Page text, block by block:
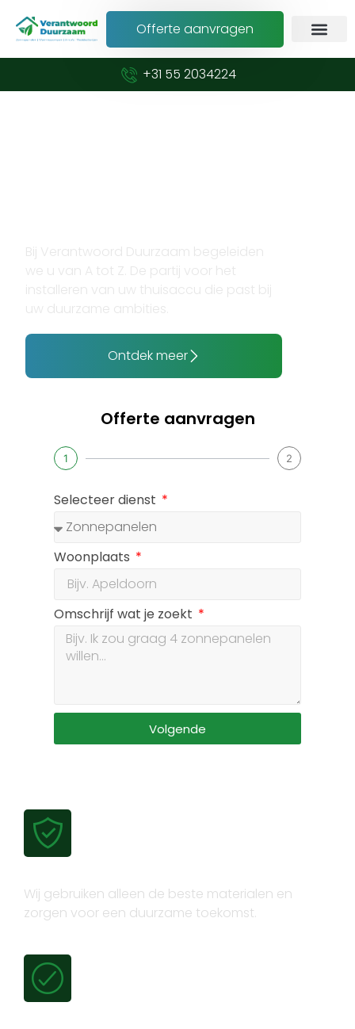
Offerte aanvragen
+31 55 2034224
Bij Verantwoord Duurzaam begeleiden
we u van A tot Z. De partij voor het
installeren van uw thuisaccu die past bij
uw duurzame ambities.
Ontdek meer
Offerte aanvragen
1 2
Selecteer dienst
Woonplaats
Omschrijf wat je zoekt
Volgende
Wij gebruiken alleen de beste materialen en
zorgen voor een duurzame toekomst.